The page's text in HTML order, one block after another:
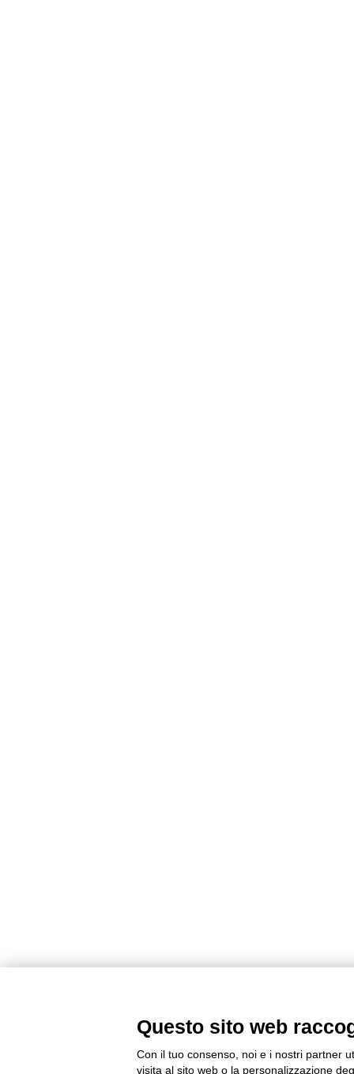
Questo sito web
Con il tuo consenso, noi e i nostri partner
visita al sito web o la personalizzazione